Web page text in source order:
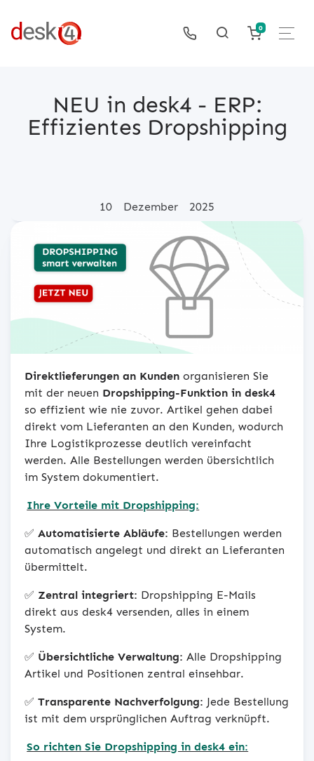
0
NEU in desk4 - ERP:
Effizientes Dropshipping
10 Dezember 2025
Direktlieferungen an Kunden organisieren Sie
mit der neuen Dropshipping-Funktion in desk4
so effizient wie nie zuvor. Artikel gehen dabei
direkt vom Lieferanten an den Kunden, wodurch
Ihre Logistikprozesse deutlich vereinfacht
werden. Alle Bestellungen werden übersichtlich
im System dokumentiert.
Ihre Vorteile mit Dropshipping:
✅ Automatisierte Abläufe: Bestellungen werden
automatisch angelegt und direkt an Lieferanten
übermittelt.
✅ Zentral integriert: Dropshipping E-Mails
direkt aus desk4 versenden, alles in einem
System.
✅ Übersichtliche Verwaltung: Alle Dropshipping
Artikel und Positionen zentral einsehbar.
✅ Transparente Nachverfolgung: Jede Bestellung
ist mit dem ursprünglichen Auftrag verknüpft.
So richten Sie Dropshipping in desk4 ein: